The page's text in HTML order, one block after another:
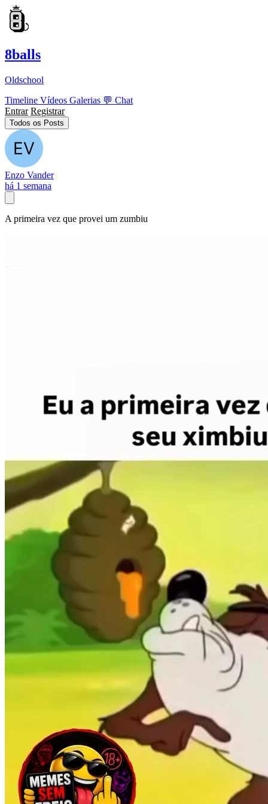
8balls
Oldschool
Timeline Vídeos Galerias 💬 Chat
Entrar Registrar
Todos os Posts
Enzo Vander
há 1 semana
A primeira vez que provei um zumbiu